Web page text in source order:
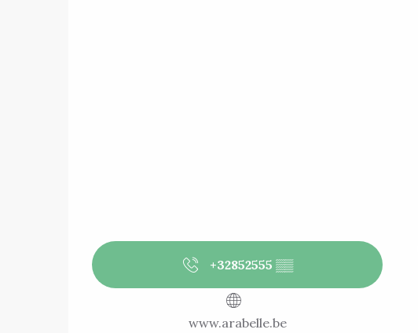
+32852555 ▒▒
www.arabelle.be